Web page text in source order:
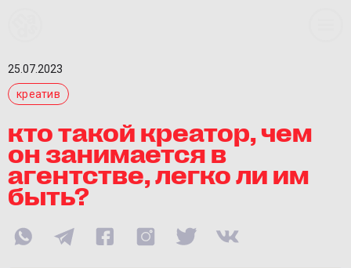
25.07.2023
креатив
кто такой креатор, чем
он занимается в
агентстве, легко ли им
быть?